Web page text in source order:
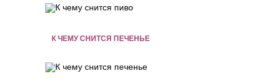
К ЧЕМУ СНИТСЯ ПЕЧЕНЬЕ